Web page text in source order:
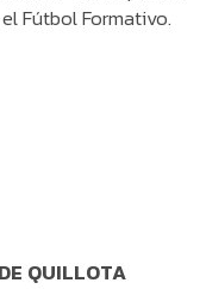
Fútbol Formativo.
QUILLOTA